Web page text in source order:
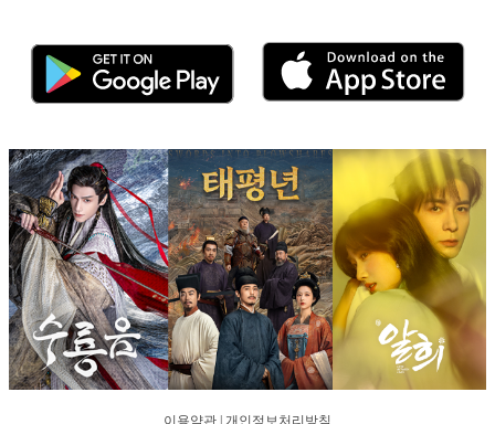
이용약관 개인정보처리방침